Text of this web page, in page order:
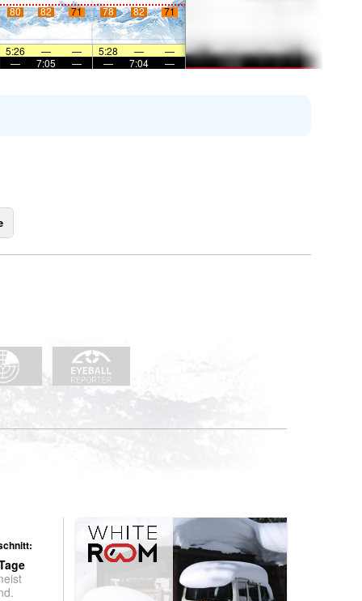
80 82 71 78 82 71
5:26 — — 5:28 —
—
— 7:05 — — 7:04 —